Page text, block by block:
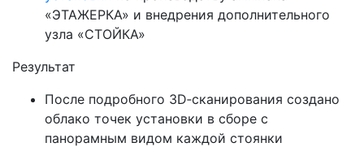
«ЭТАЖЕРКА» и внедрения дополнительного
узла «СТОЙКА»
Результат
После подробного 3D‑сканирования создано
облако точек установки в сборе с
панорамным видом каждой стоянки